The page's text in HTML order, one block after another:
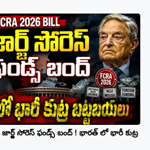
సోరెస్ ఫండ్స్ బంద్ ! భారత్ లో భారీ కుట్ర